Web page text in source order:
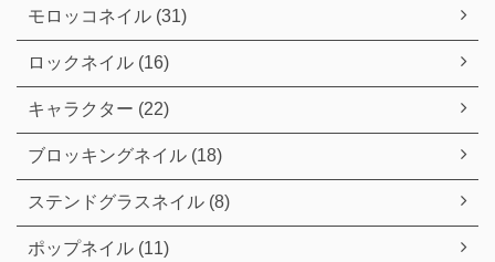
モロッコネイル (31)
ロックネイル (16)
キャラクター (22)
ブロッキングネイル (18)
ステンドグラスネイル (8)
ポップネイル (11)